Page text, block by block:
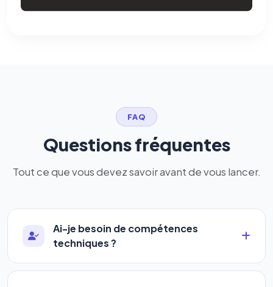
FAQ
Questions fréquentes
Tout ce que vous devez savoir avant de vous lancer.
Ai-je besoin de compétences
techniques ?
Absolument pas. Notre logiciel a été conçu pour